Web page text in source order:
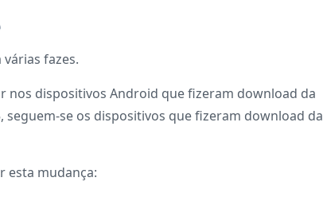
fazes.
nos dispositivos Android que fizeram download da
seguem-se os dispositivos que fizeram download da
esta mudança: